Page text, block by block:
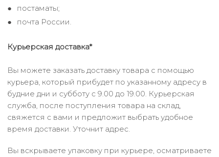
постаматы;
почта России.
Курьерская доставка*
Вы можете заказать доставку товара с помощью
курьера, который прибудет по указанному адресу в
будние дни и субботу с 9.00 до 19.00. Курьерская
служба, после поступления товара на склад,
свяжется с вами и предложит выбрать удобное
время доставки. Уточнит адрес.
Вы вскрываете упаковку при курьере, осматриваете